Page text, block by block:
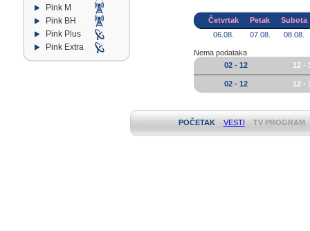
Pink M
Pink BH
Pink Plus
Pink Extra
Četvrtak Petak
Subota
06.08.
07.08. 08.08.
Nema podataka
02 - 12
12 -
02 - 12 12 -
POČETAK VESTI TV PROGRAM